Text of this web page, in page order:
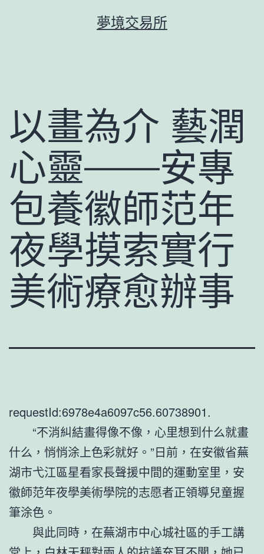
夢境交易所
以畫為介 藝潤
心靈——安專
包養徽師范年
夜學摸索實行
美術療愈辦事
requestId:6978e4a6097c56.60738901.
“不消糾結畫得像不像，心里想到什么就畫
什么，悄悄涂上色彩就好。”日前，在安徽省蕪
湖市弋江區星看家長聲援中間的運動室里，安
徽師范年夜學美術學院的志愿者正領導兒童握
筆涂色。
與此同時，在蕪湖市中心城社區的手工講